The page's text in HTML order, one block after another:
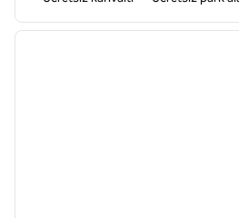
1 / 12